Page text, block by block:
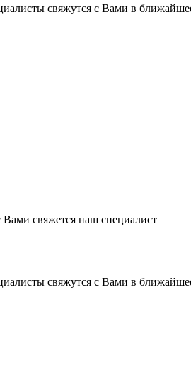
свяжутся с Вами в
свяжется наш специалист
свяжутся с Вами в